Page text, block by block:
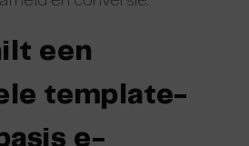
een
template-
e-